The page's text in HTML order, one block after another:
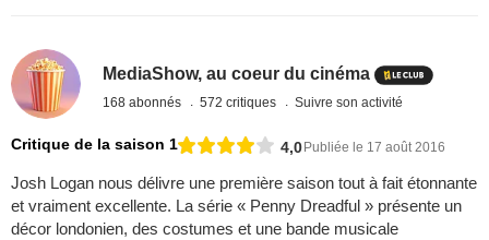
MediaShow, au coeur du cinéma
168 abonnés 572 critiques Suivre son activité
Critique de la saison 1 4,0Publiée le 17 août 2016
Josh Logan nous délivre une première saison tout à fait étonnante
et vraiment excellente. La série « Penny Dreadful » présente un
décor londonien, des costumes et une bande musicale